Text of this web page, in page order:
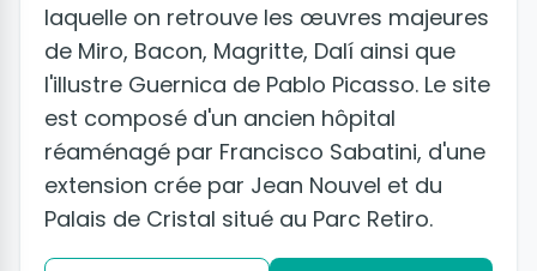
laquelle on retrouve les œuvres majeures
de Miro, Bacon, Magritte, Dalí ainsi que
l'illustre Guernica de Pablo Picasso. Le site
est composé d'un ancien hôpital
réaménagé par Francisco Sabatini, d'une
extension crée par Jean Nouvel et du
Palais de Cristal situé au Parc Retiro.